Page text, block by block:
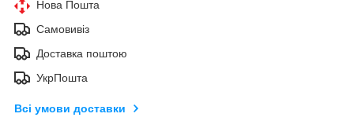
Нова Пошта
Самовивіз
Доставка поштою
УкрПошта
Всі умови доставки